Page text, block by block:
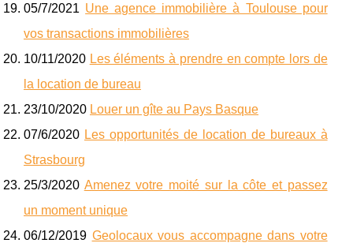
05/7/2021 Une agence immobilière à Toulouse pour
vos transactions immobilières
10/11/2020 Les éléments à prendre en compte lors de
la location de bureau
23/10/2020 Louer un gîte au Pays Basque
07/6/2020 Les opportunités de location de bureaux à
Strasbourg
25/3/2020 Amenez votre moité sur la côte et passez
un moment unique
06/12/2019 Geolocaux vous accompagne dans votre